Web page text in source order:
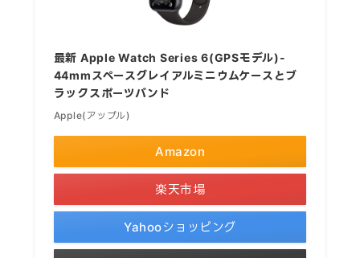
最新 Apple Watch Series 6(GPSモデル)-
44mmスペースグレイアルミニウムケースとブ
ラックスポーツバンド
Apple(アップル)
Amazon
楽天市場
Yahooショッピング